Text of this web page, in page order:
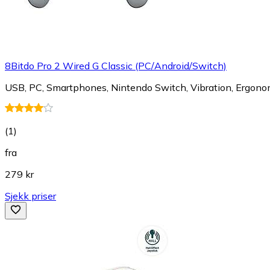
8Bitdo Pro 2 Wired G Classic (PC/Android/Switch)
USB, PC, Smartphones, Nintendo Switch, Vibration,
(1)
fra
279 kr
Sjekk priser